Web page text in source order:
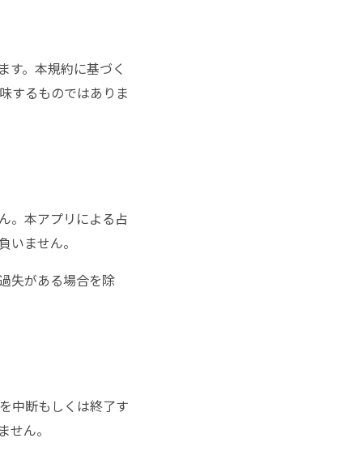
す。本規約に基づく
するものではありま
。本アプリによる占
ません。
失がある場合を除
中断もしくは終了す
ん。